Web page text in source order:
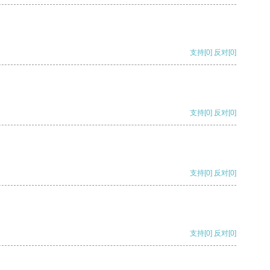
支持[0] 反对[0]
支持[0] 反对[0]
支持[0] 反对[0]
支持[0] 反对[0]